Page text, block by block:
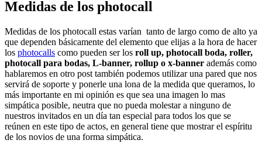
Medidas de los photocall
Medidas de los photocall estas varían tanto de largo como de alto ya
que dependen básicamente del elemento que elijas a la hora de hacer
los photocalls como pueden ser los roll up, photocall boda, roller,
photocall para bodas, L-banner, rollup o x-banner además como
hablaremos en otro post también podemos utilizar una pared que nos
servirá de soporte y ponerle una lona de la medida que queramos, lo
más importante en mi opinión es que sea una imagen lo mas
simpática posible, neutra que no pueda molestar a ninguno de
nuestros invitados en un día tan especial para todos los que se
reúnen en este tipo de actos, en general tiene que mostrar el espíritu
de los novios de una forma simpática.